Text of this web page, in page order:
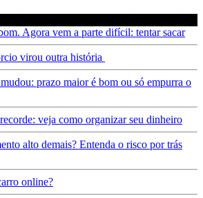
Agora vem a parte difícil: tentar sacar
virou outra história
prazo maior é bom ou só empurra o
veja como organizar seu dinheiro
alto demais? Entenda o risco por trás
online?